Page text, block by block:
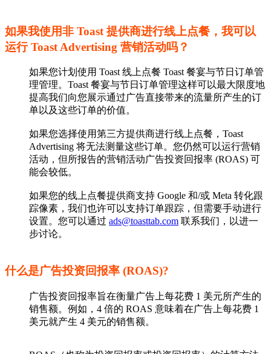
如果我使用非 Toast 提供商进行线上点餐，我可以
运行 Toast Advertising 营销活动吗？
如果您计划使用 Toast 线上点餐 Toast 餐宴与节日订单管
理管理。Toast 餐宴与节日订单管理这样可以最大限度地
提高我们向您展示通过广告直接带来的流量所产生的订
单以及这些订单的价值。
如果您选择使用第三方提供商进行线上点餐，Toast
Advertising 将无法测量这些订单。您仍然可以运行营销
活动，但所报告的营销活动广告投资回报率 (ROAS) 可
能会较低。
如果您的线上点餐提供商支持 Google 和/或 Meta 转化跟
踪像素，我们也许可以支持订单跟踪，但需要手动进行
设置。您可以通过 ads@toasttab.com 联系我们，以进一
步讨论。
什么是广告投资回报率 (ROAS)?
广告投资回报率旨在衡量广告上每花费 1 美元所产生的
销售额。例如，4 倍的 ROAS 意味着在广告上每花费 1
美元就产生 4 美元的销售额。